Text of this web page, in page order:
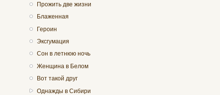
Прожить две жизни
Блаженная
Героин
Эксгумация
Сон в летнюю ночь
Женщина в Белом
Вот такой друг
Однажды в Сибири